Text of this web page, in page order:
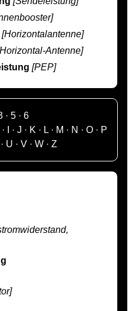
[Horizontalantenne]
Antenne]
[PEP]
· 5· 6
· · J · K · L · M · N · O · P
U · V· W· Z